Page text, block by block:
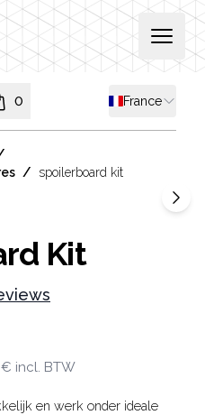
Open
Shipping
France
0
in cart, view bag
/ spoilerboard kit
Kit
€ incl. BTW
en werk onder ideale